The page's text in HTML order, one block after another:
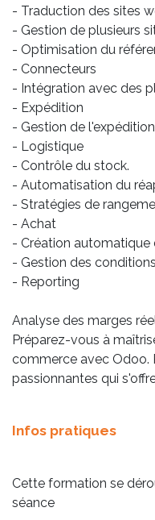
- Traduction des sites
- Gestion de plusieurs
- Optimisation du
- Connecteurs
- Intégration avec des
- Expédition
- Gestion de
- Logistique
- Contrôle du stock.
- Automatisation du
- Stratégies de
- Achat
- Création automatique
- Gestion des
- Reporting
Analyse des marges
Préparez-vous à
commerce avec Odoo.
passionnantes qui
Infos pratiques
Cette formation se
séance